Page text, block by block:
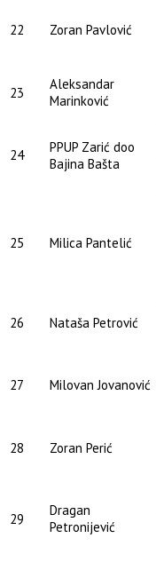
22 Zoran Pavlović
23
Aleksandar
Marinković
24
PPUP Zarić doo
Bajina Bašta
25 Milica Pantelić
26 Nataša Petrović
27 Milovan Jovanović
28 Zoran Perić
29
Dragan
Petronijević